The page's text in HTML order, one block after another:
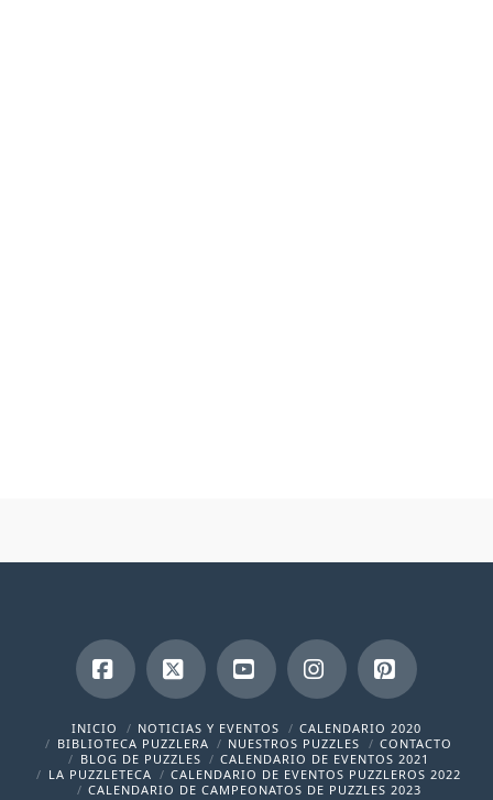
Facebook
X YouTubeInstagramPinterest
INICIO NOTICIAS Y EVENTOS
CALENDARIO 2020
BIBLIOTECA PUZZLERA
NUESTROS PUZZLES
CONTACTO
BLOG DE PUZZLES
CALENDARIO DE EVENTOS 2021
LA PUZZLETECA
CALENDARIO DE EVENTOS PUZZLEROS 2022
CALENDARIO DE CAMPEONATOS DE PUZZLES 2023